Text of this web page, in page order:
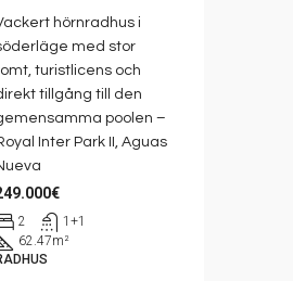
hörnradhus i
med stor
turistlicens och
tillgång till den
poolen –
Inter Park II, Aguas
2
1+1
62.47m²